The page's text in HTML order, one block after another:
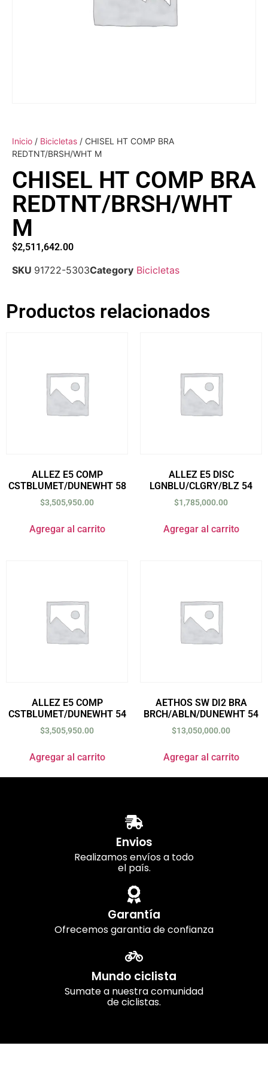
Inicio / Bicicletas / CHISEL HT COMP BRA
REDTNT/BRSH/WHT M
CHISEL HT COMP BRA
REDTNT/BRSH/WHT
M
$2,511,642.00
SKU 91722-5303Category Bicicletas
Productos relacionados
ALLEZ E5 COMP
CSTBLUMET/DUNEWHT 58
$3,505,950.00
Agregar al carrito
ALLEZ E5 DISC
LGNBLU/CLGRY/BLZ 54
$1,785,000.00
Agregar al carrito
ALLEZ E5 COMP
CSTBLUMET/DUNEWHT 54
$3,505,950.00
Agregar al carrito
AETHOS SW DI2 BRA
BRCH/ABLN/DUNEWHT 54
$13,050,000.00
Agregar al carrito
Envios
Realizamos envíos a todo
el país.
Garantía
Ofrecemos garantia de confianza
Mundo ciclista
Sumate a nuestra comunidad
de ciclistas.